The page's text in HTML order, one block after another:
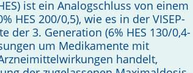
ist ein Analogschluss von einem
HES 200/0,5), wie es in der VISEP-
der 3. Generation (6% HES 130/0,4-
um Medikamente mit
handelt,